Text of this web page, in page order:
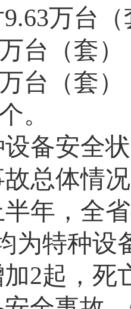
9.63万台（
台（套
台（套
。
备安全
故总体情况
年，全
为特种设
2起，死